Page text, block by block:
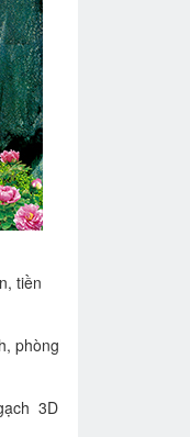
tiền
phòng
3D